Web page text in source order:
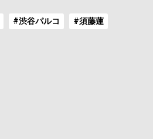
#渋谷パルコ #須藤蓮